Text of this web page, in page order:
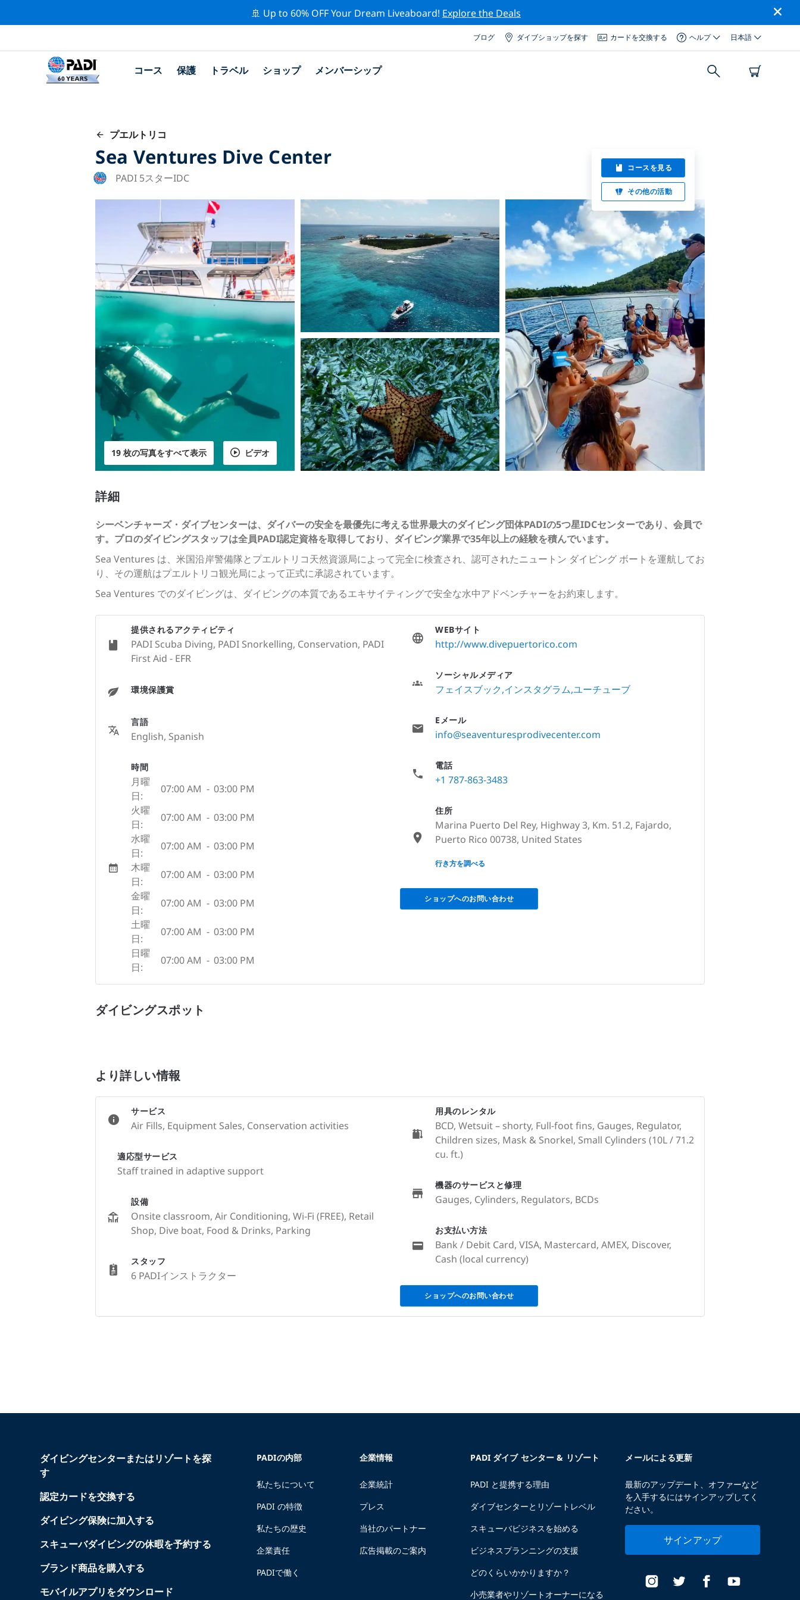
🚢 Up to 60% OFF Your Dream Liveaboard! Explore the Deals
ブログ ダイブショップを探す カードを交換する ヘルプ 日本語
コース 保護 トラベル ショップ メンバーシップ
プエルトリコ
Sea Ventures Dive Center
PADI 5スターIDC
コースを見る
その他の活動
19 枚の写真をすべて表示 ビデオ
詳細
シーベンチャーズ・ダイブセンターは、ダイバーの安全を最優先に考える世界最大のダイビング団体PADIの5つ星IDCセンターであり、会員で
す。プロのダイビングスタッフは全員PADI認定資格を取得しており、ダイビング業界で35年以上の経験を積んでいます。
Sea Ventures は、米国沿岸警備隊とプエルトリコ天然資源局によって完全に検査され、認可されたニュートン ダイビング ボートを運航してお
り、その運航はプエルトリコ観光局によって正式に承認されています。
Sea Ventures でのダイビングは、ダイビングの本質であるエキサイティングで安全な水中アドベンチャーをお約束します。
提供されるアクティビティ
PADI Scuba Diving, PADI Snorkelling, Conservation, PADI
First Aid - EFR
環境保護賞
言語
English, Spanish
時間
月曜
日:
07:00 AM - 03:00 PM
火曜
日:
07:00 AM - 03:00 PM
水曜
日:
07:00 AM - 03:00 PM
木曜
日:
07:00 AM - 03:00 PM
金曜
日:
07:00 AM - 03:00 PM
土曜
日:
07:00 AM - 03:00 PM
日曜
日:
07:00 AM - 03:00 PM
WEBサイト
http://www.divepuertorico.com
ソーシャルメディア
フェイスブック インスタグラム ユーチューブ
Eメール
info@seaventuresprodivecenter.com
電話
+1 787-863-3483
住所
Marina Puerto Del Rey, Highway 3, Km. 51.2, Fajardo,
Puerto Rico 00738, United States
None
行き方を調べる
ショップへのお問い合わせ
ダイビングスポット
より詳しい情報
サービス
Air Fills, Equipment Sales, Conservation activities
適応型サービス
Staff trained in adaptive support
設備
Onsite classroom, Air Conditioning, Wi-Fi (FREE), Retail
Shop, Dive boat, Food & Drinks, Parking
スタッフ
6 PADIインストラクター
用具のレンタル
BCD, Wetsuit – shorty, Full-foot fins, Gauges, Regulator,
Children sizes, Mask & Snorkel, Small Cylinders (10L / 71.2
cu. ft.)
機器のサービスと修理
Gauges, Cylinders, Regulators, BCDs
お支払い方法
Bank / Debit Card, VISA, Mastercard, AMEX, Discover,
Cash (local currency)
ショップへのお問い合わせ
ダイビングセンターまたはリゾートを探
す
認定カードを交換する
ダイビング保険に加入する
スキューバダイビングの休暇を予約する
ブランド商品を購入する
モバイルアプリをダウンロード
PADIの内部
私たちについて
PADI の特徴
私たちの歴史
企業責任
PADIで働く
企業情報
企業統計
プレス
当社のパートナー
広告掲載のご案内
PADI ダイブ センター & リゾート
PADI と提携する理由
ダイブセンターとリゾートレベル
スキューバビジネスを始める
ビジネスプランニングの支援
どのくらいかかりますか？
小売業者やリゾートオーナーになる
メールによる更新
最新のアップデート、オファーなど
を入手するにはサインアップしてく
ださい。
サインアップ